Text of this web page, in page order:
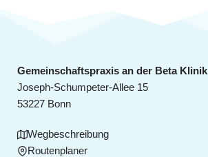
Gemeinschaftspraxis an der Beta Klinik
Joseph-Schumpeter-Allee 15
53227 Bonn
Wegbeschreibung
Routenplaner